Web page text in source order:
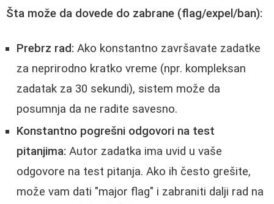
Šta može da dovede do zabrane (flag/expel/ban):
Prebrz rad: Ako konstantno završavate zadatke
za neprirodno kratko vreme (npr. kompleksan
zadatak za 30 sekundi), sistem može da
posumnja da ne radite savesno.
Konstantno pogrešni odgovori na test
pitanjima: Autor zadatka ima uvid u vaše
odgovore na test pitanja. Ako ih često grešite,
može vam dati "major flag" i zabraniti dalji rad na